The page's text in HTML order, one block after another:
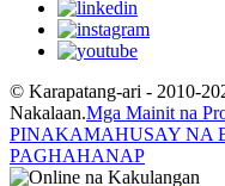
© Karapatang-ari - 2010-
Nakalaan.Mga Mainit na
PINAKAMAHUSAY NA
PAGHAHANAP